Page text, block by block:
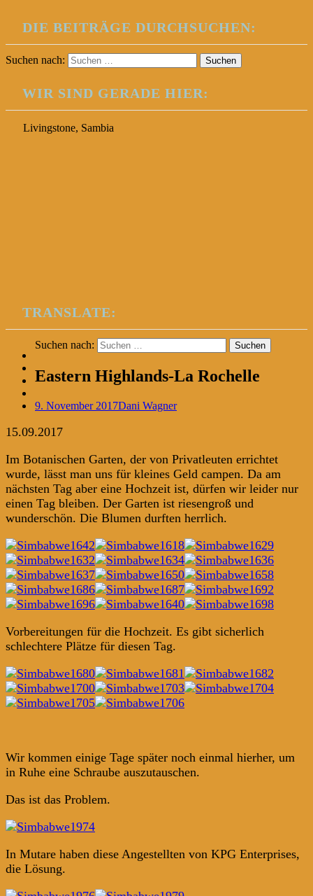
DIE BEITRÄGE DURCHSUCHEN:
Suchen nach:
WIR SIND GERADE HIER:
Livingstone, Sambia
TRANSLATE:
Suchen nach:
Eastern Highlands-La Rochelle
9. November 2017Dani Wagner
15.09.2017
Im Botanischen Garten, der von Privatleuten errichtet
wurde, lässt man uns für kleines Geld campen. Da am
nächsten Tag aber eine Hochzeit ist, dürfen wir leider nur
einen Tag bleiben. Der Garten ist riesengroß und
wunderschön. Die Blumen durften herrlich.
Vorbereitungen für die Hochzeit. Es gibt sicherlich
schlechtere Plätze für diesen Tag.
Wir kommen einige Tage später noch einmal hierher, um
in Ruhe eine Schraube auszutauschen.
Das ist das Problem.
In Mutare haben diese Angestellten von KPG Enterprises,
die Lösung.